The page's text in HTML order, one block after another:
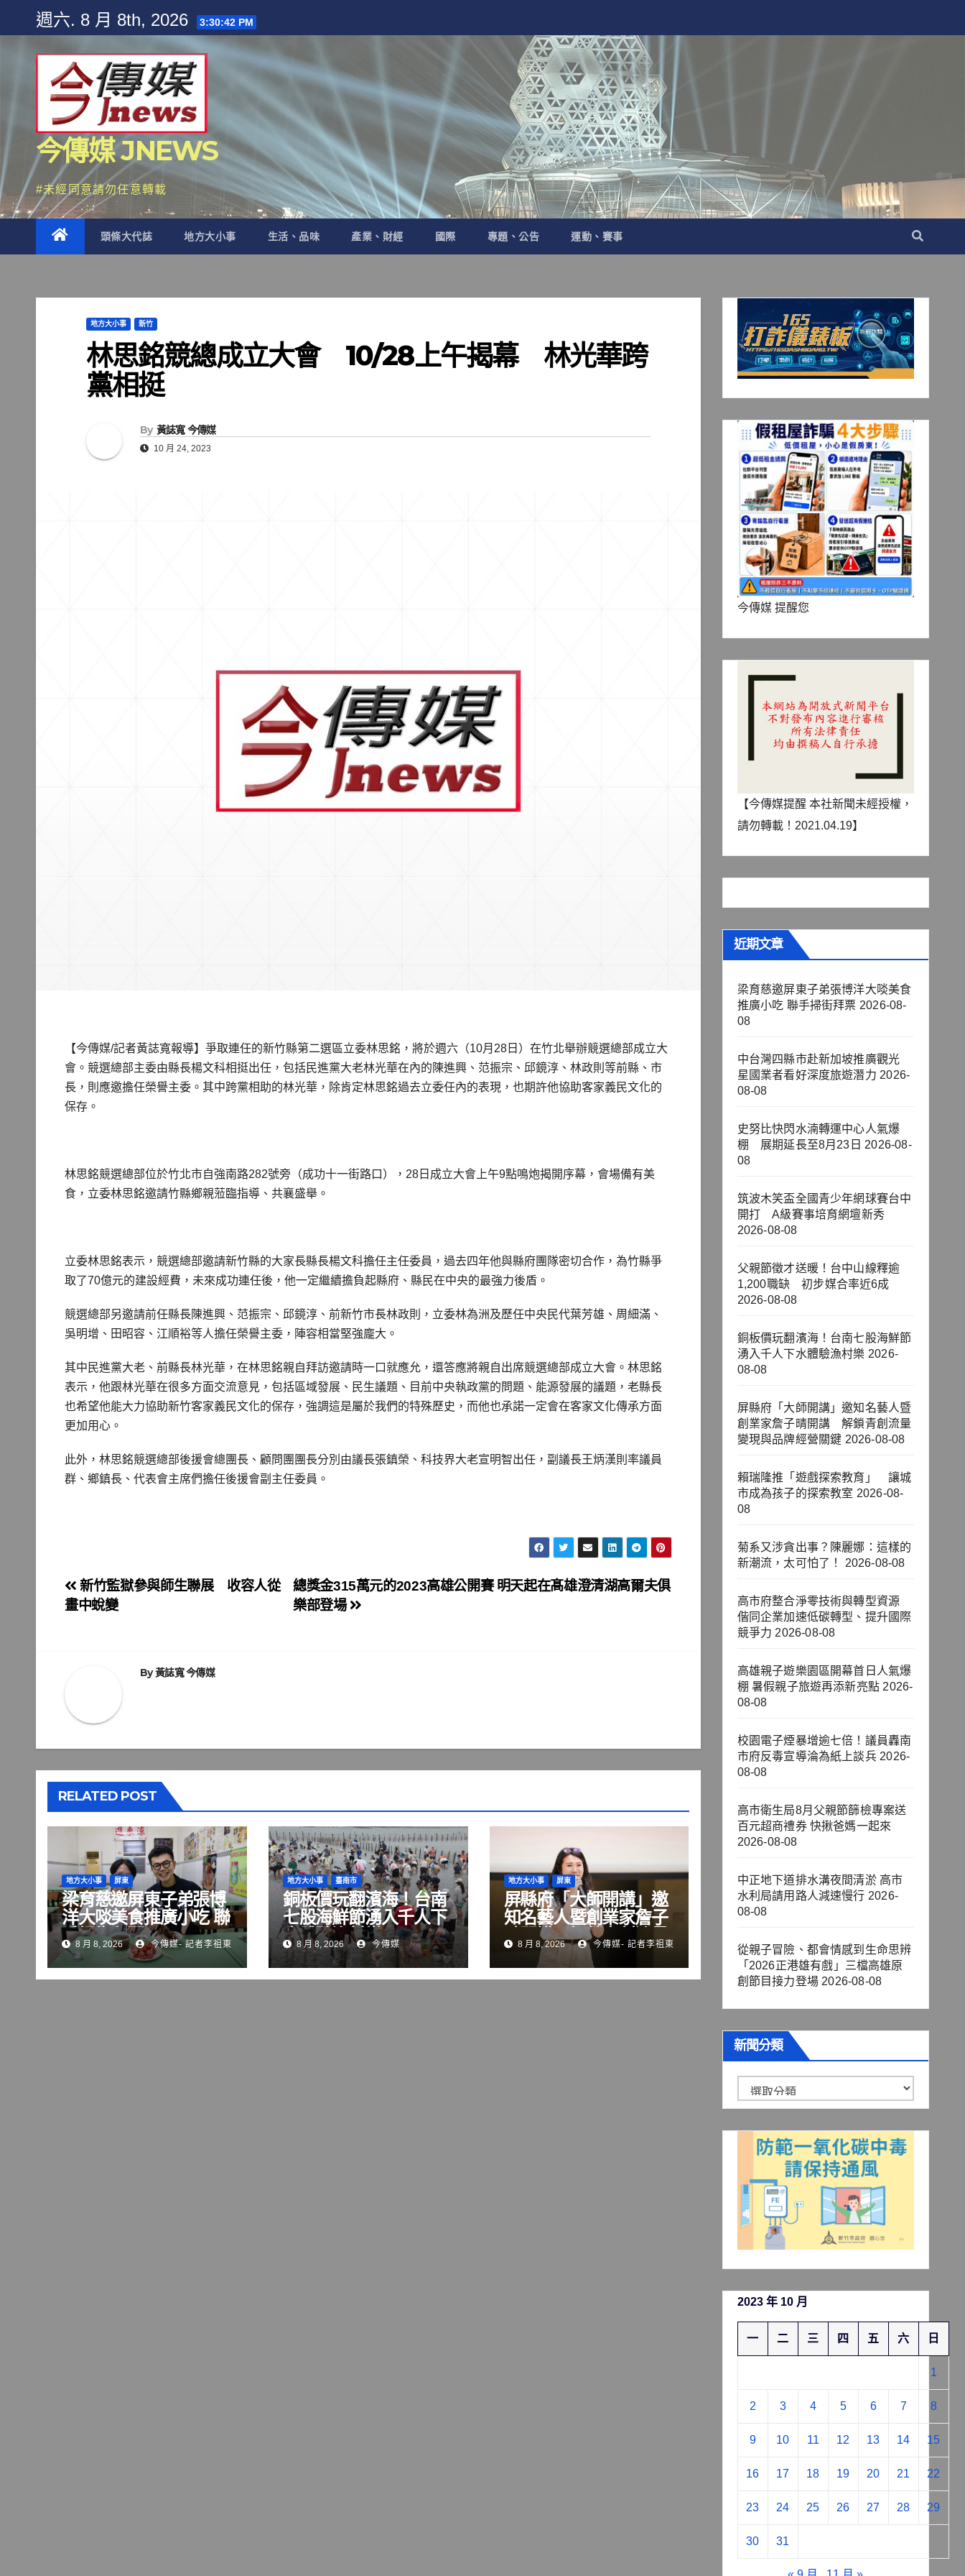
content
週六. 8 月 8th, 2026 3:30:43 PM
今傳媒 JNEWS
#未經同意請勿任意轉載
頭條大代誌 地方大小事 生活、品味 產業、財經 國際 專題、公告 運動、賽事
地方大小事 新竹
林思銘競總成立大會 10/28上午揭幕 林光華跨
黨相挺
By 黃誌寬 今傳媒
10 月 24, 2023
【今傳媒/記者黃誌寬報導】爭取連任的新竹縣第二選區立委林思銘，將於週六（10月28日）在竹北舉辦競選總部成立大
會。競選總部主委由縣長楊文科相挺出任，包括民進黨大老林光華在內的陳進興、范振宗、邱鏡淳、林政則等前縣、市
長，則應邀擔任榮譽主委。其中跨黨相助的林光華，除肯定林思銘過去立委任內的表現，也期許他協助客家義民文化的
保存。
林思銘競選總部位於竹北市自強南路282號旁（成功十一街路口），28日成立大會上午9點鳴炮揭開序幕，會場備有美
食，立委林思銘邀請竹縣鄉親蒞臨指導、共襄盛舉。
立委林思銘表示，競選總部邀請新竹縣的大家長縣長楊文科擔任主任委員，過去四年他與縣府團隊密切合作，為竹縣爭
取了70億元的建設經費，未來成功連任後，他一定繼續擔負起縣府、縣民在中央的最強力後盾。
競選總部另邀請前任縣長陳進興、范振宗、邱鏡淳、前新竹市長林政則，立委林為洲及歷任中央民代葉芳雄、周細滿、
吳明增、田昭容、江順裕等人擔任榮譽主委，陣容相當堅強龐大。
其中民進黨大老、前縣長林光華，在林思銘親自拜訪邀請時一口就應允，還答應將親自出席競選總部成立大會。林思銘
表示，他跟林光華在很多方面交流意見，包括區域發展、民生議題、目前中央執政黨的問題、能源發展的議題，老縣長
也希望他能大力協助新竹客家義民文化的保存，強調這是屬於我們的特殊歷史，而他也承諾一定會在客家文化傳承方面
更加用心。
此外，林思銘競選總部後援會總團長、顧問團團長分別由議長張鎮榮、科技界大老宣明智出任，副議長王炳漢則率議員
群、鄉鎮長、代表會主席們擔任後援會副主任委員。
文
章
總獎金315萬元的2023高雄公開賽 明天起在髙雄澄清湖高爾夫俱
樂部登場
新竹監獄參與師生聯展 收容人從
畫中蛻變
By黃誌寬 今傳媒
RELATED POST
地方大小事 屏東
梁育慈邀屏東子弟張博
洋大啖美食推廣小吃 聯
手掃街拜票
8 月 8, 2026 今傳媒- 記者李祖東
地方大小事 臺南市
銅板價玩翻濱海！台南
七股海鮮節湧入千人下
水體驗漁村樂
8 月 8, 2026 今傳媒
地方大小事 屏東
屏縣府「大師開講」邀
知名藝人暨創業家詹子
晴開講 解鎖青創流量
變現與品牌經營關鍵
8 月 8, 2026 今傳媒- 記者李祖東
今傳媒 提醒您
【今傳媒提醒 本社新聞未經授權，
請勿轉載！2021.04.19】
近期文章
梁育慈邀屏東子弟張博洋大啖美食
推廣小吃 聯手掃街拜票 2026-08-
08
中台灣四縣市赴新加坡推廣觀光
星國業者看好深度旅遊潛力 2026-
08-08
史努比快閃水湳轉運中心人氣爆
棚 展期延長至8月23日 2026-08-
08
筑波木笑盃全國青少年網球賽台中
開打 A級賽事培育網壇新秀
2026-08-08
父親節徵才送暖！台中山線釋逾
1,200職缺 初步媒合率近6成
2026-08-08
銅板價玩翻濱海！台南七股海鮮節
湧入千人下水體驗漁村樂 2026-
08-08
屏縣府「大師開講」邀知名藝人暨
創業家詹子晴開講 解鎖青創流量
變現與品牌經營關鍵 2026-08-08
賴瑞隆推「遊戲探索教育」 讓城
市成為孩子的探索教室 2026-08-
08
菊系又涉貪出事？陳麗娜：這樣的
新潮流，太可怕了！
2026-08-08
高市府整合淨零技術與轉型資源
偕同企業加速低碳轉型、提升國際
競爭力 2026-08-08
高雄親子遊樂園區開幕首日人氣爆
棚 暑假親子旅遊再添新亮點 2026-
08-08
校園電子煙暴增逾七倍！議員轟南
市府反毒宣導淪為紙上談兵 2026-
08-08
高市衛生局8月父親節篩檢專案送
百元超商禮券 快揪爸媽一起來
2026-08-08
中正地下道排水溝夜間清淤 高市
水利局請用路人減速慢行 2026-
08-08
從親子冒險、都會情感到生命思辨
「2026正港雄有戲」三檔高雄原
創節目接力登場 2026-08-08
新聞分類
聞
分
2023 年 10 月
一 二 三 四 五 六 日
1
2 3 4 5 6 7 8
9 10 11 12 13 14 15
16 17 18 19 20 21 22
23 24 25 26 27 28 29
30 31